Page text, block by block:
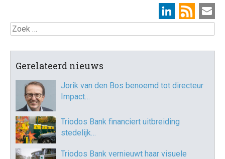
Zoek
Gerelateerd nieuws
Jorik van den Bos benoemd tot directeur
Impact…
Triodos Bank financiert uitbreiding
stedelijk…
Triodos Bank vernieuwt haar visuele